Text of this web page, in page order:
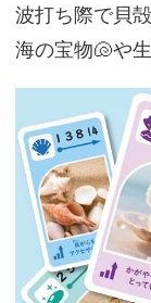
波打ち際で貝
海の宝物🐚や